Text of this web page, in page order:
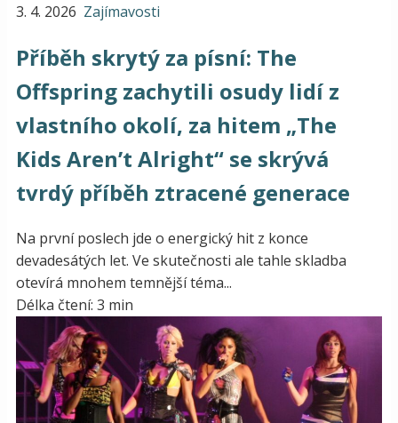
3. 4. 2026 Zajímavosti
Příběh skrytý za písní: The
Offspring zachytili osudy lidí z
vlastního okolí, za hitem „The
Kids Aren’t Alright“ se skrývá
tvrdý příběh ztracené generace
Na první poslech jde o energický hit z konce
devadesátých let. Ve skutečnosti ale tahle skladba
otevírá mnohem temnější téma...
Délka čtení: 3 min